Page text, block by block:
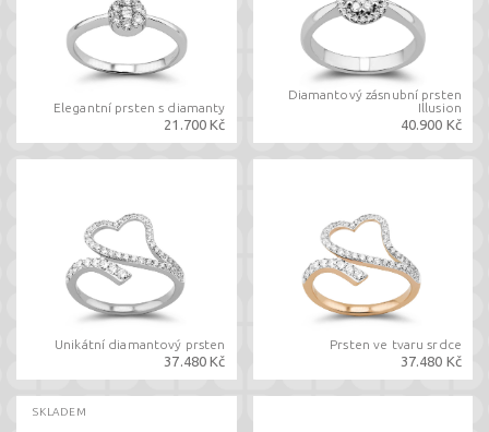
Elegantní prsten s diamanty
21.700 Kč
Diamantový zásnubní prsten
Illusion
40.900 Kč
Unikátní diamantový prsten
37.480 Kč
Prsten ve tvaru srdce
37.480 Kč
SKLADEM